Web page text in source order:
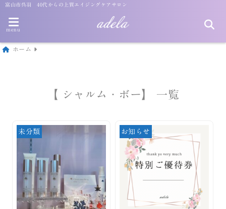
富山市呉羽 40代からの上質エイジングケアサロン
menu
ホーム
【 シャルム・ボー】 一覧
未分類 お知らせ